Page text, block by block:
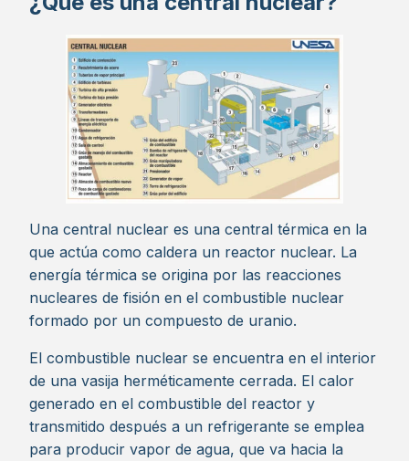
Una central nuclear es una central térmica en la
que actúa como caldera un reactor nuclear. La
energía térmica se origina por las reacciones
nucleares de fisión en el combustible nuclear
formado por un compuesto de uranio.
El combustible nuclear se encuentra en el interior
de una vasija herméticamente cerrada. El calor
generado en el combustible del reactor y
transmitido después a un refrigerante se emplea
para producir vapor de agua, que va hacia la